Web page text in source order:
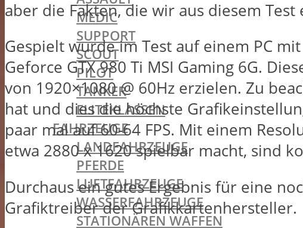
MEDIC
SUPPORT
SCOUT
PILOT
TANKER
ELITEKLASSEN
FAHRZEUGE
LANDFAHRZEUGE
PFERDE
LUFTFAHRZEUGE
WASSERFAHRZEUGE
STATIONÄREN WAFFEN
aber die Fakten, die wir aus diesem
Gespielt wurde im Test auf einem PC
Geforce GTX 980 Ti MSI Gaming 6G.
von 1920×1080 @ 60Hz erzielen. Zu
hat und dies die höchste
paar mal auf 60-64 FPS. Mit einem
etwa 2880 x 1620 spielbar macht, sind
Durchaus ein gutes Ergebnis für eine
Grafiktreiber der Grafikkartenhersteller.